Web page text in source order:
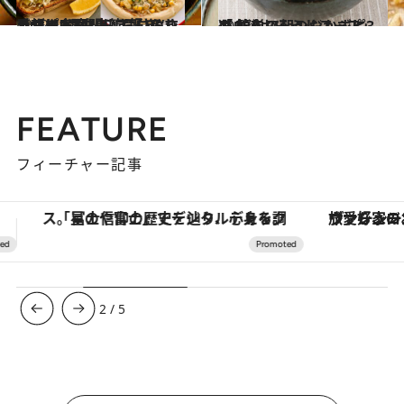
2022.11.19
手軽でおいしい！ しらすレシピ6選 しらす好き“シラサー”の白央篤司さん ＆ごはん同盟 しらいのりこさん考案
グルメ 2023.1.2
「血液おそうじスープ」の 簡単アレンジレシピ3選 忙しい朝のおかずにも！
グルメ
FEATURE
フィーチャー記事
ヴァシュロン・コンスタンタン「オーヴァーシーズ・オートマティック」。旅愛好家のお気に入りコレクションから、ジェンダーレスな新作が登場 【銀座で出合う最旬美容】美髪ケアや上質
3 / 5